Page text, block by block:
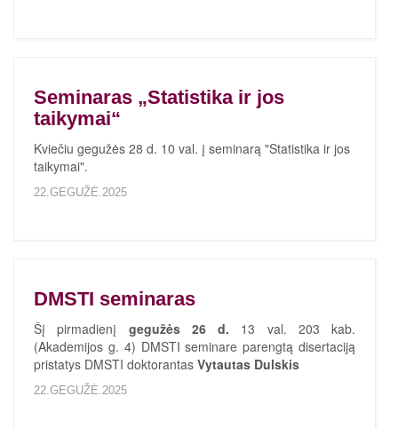
Seminaras „Statistika ir jos
taikymai“
Kviečiu gegužės 28 d. 10 val. į seminarą "Statistika ir jos
taikymai".
22.GEGUŽĖ.2025
DMSTI seminaras
Šį pirmadienį gegužės 26 d. 13 val. 203 kab.
(Akademijos g. 4) DMSTI seminare parengtą disertaciją
pristatys DMSTI doktorantas Vytautas Dulskis
22.GEGUŽĖ.2025